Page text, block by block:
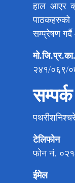
हाल आएर
सम्प्रेषण
२४१/०६९/
टेलिफोन
फोन नं.
ईमेल